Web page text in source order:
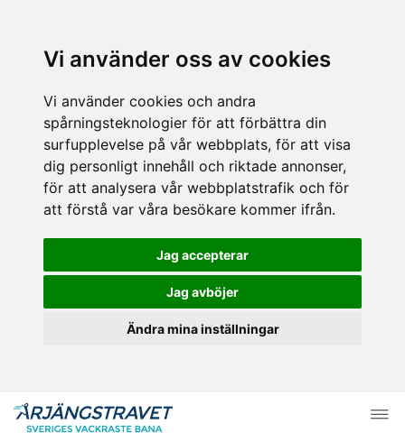
Vi använder oss av cookies
Vi använder cookies och andra
spårningsteknologier för att förbättra din
surfupplevelse på vår webbplats, för att visa
dig personligt innehåll och riktade annonser,
för att analysera vår webbplatstrafik och för
att förstå var våra besökare kommer ifrån.
Jag accepterar
Jag avböjer
Ändra mina inställningar